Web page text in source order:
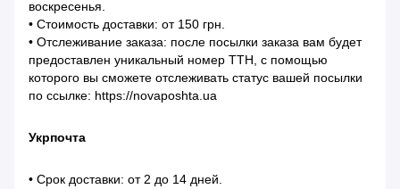
воскресенья.
• Стоимость доставки: от 150 грн.
• Отслеживание заказа: после посылки заказа вам будет
предоставлен уникальный номер ТТН, с помощью
которого вы сможете отслеживать статус вашей посылки
по ссылке: https://novaposhta.ua
Укрпочта
• Срок доставки: от 2 до 14 дней.